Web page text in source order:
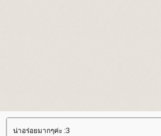
น่าอร่อยมากๆค่ะ :3